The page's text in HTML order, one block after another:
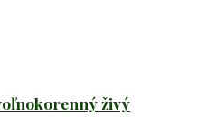
živý